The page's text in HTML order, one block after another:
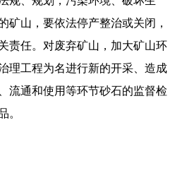
矿山，要依法停产整治或关闭，
责任。对废弃矿山，加大矿山环
理工程为名进行新的开采、造成
流通和使用等环节砂石的监督检
。